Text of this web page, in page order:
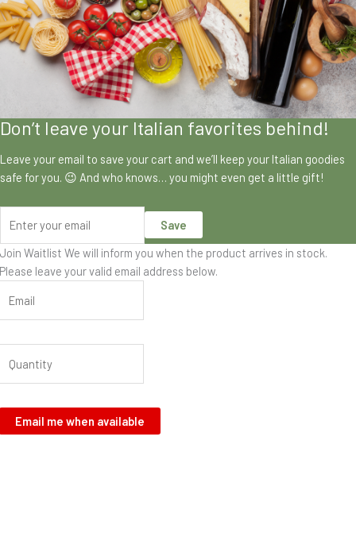
Don’t leave your Italian favorites behind!
Leave your email to save your cart and we’ll keep your Italian goodies
safe for you. 😉 And who knows… you might even get a little gift!
Save
Join Waitlist We will inform you when the product arrives in stock.
Please leave your valid email address below.
Email me when available